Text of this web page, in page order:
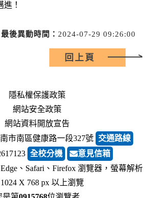
！
最後異動時間： 2024-07-29 09:26:00
回上頁
隱私權保護政策
網站安全政策
網站資料開放宣告
市南區健康路一段327號 交通路線
全校分機
意見信箱
、Safari、Firefox 瀏覽器，螢幕解析
X 768 px 以上瀏覽